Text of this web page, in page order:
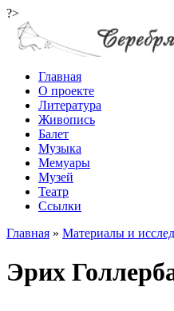
?>
Главная
О проекте
Литература
Живопись
Балет
Музыка
Мемуары
Музей
Театр
Ссылки
Главная » Материалы и
Эрих